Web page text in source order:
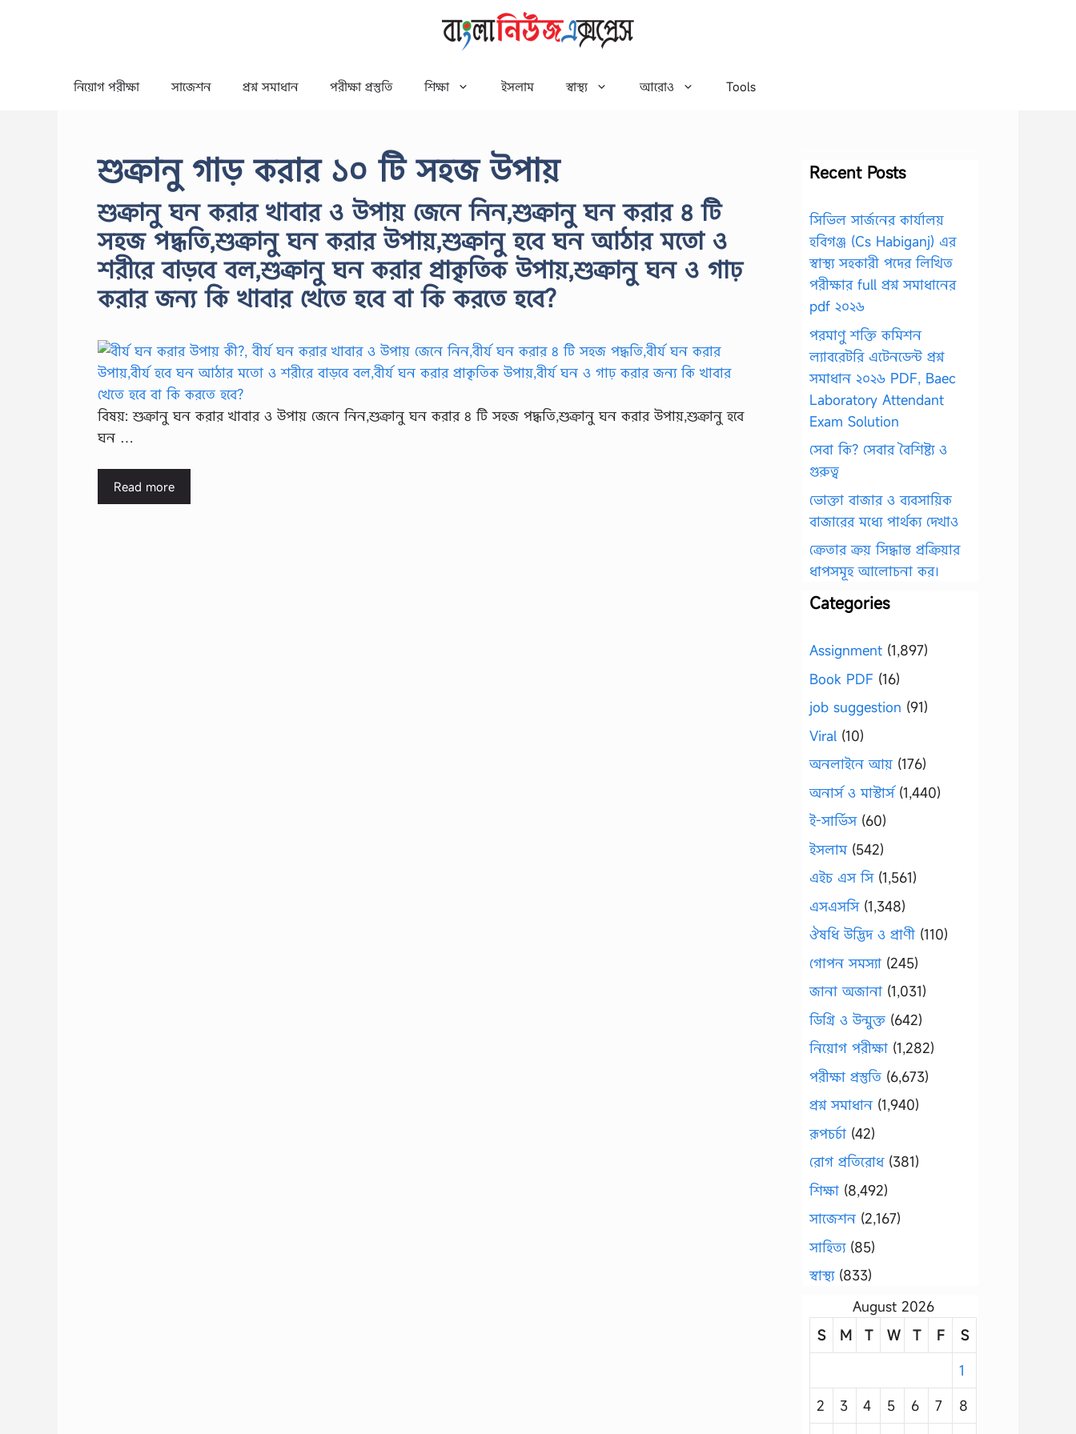
নিয়োগ পরীক্ষা সাজেশন প্রশ্ন সমাধান পরীক্ষা প্রস্তুতি শিক্ষা ইসলাম স্বাস্থ্য আরোও Tools
শুক্রানু গাড় করার ১০ টি সহজ উপায়
শুক্রানু ঘন করার খাবার ও উপায় জেনে নিন,শুক্রানু ঘন করার ৪ টি
সহজ পদ্ধতি,শুক্রানু ঘন করার উপায়,শুক্রানু হবে ঘন আঠার মতো ও
শরীরে বাড়বে বল,শুক্রানু ঘন করার প্রাকৃতিক উপায়,শুক্রানু ঘন ও গাঢ়
করার জন্য কি খাবার খেতে হবে বা কি করতে হবে?
বিষয়: শুক্রানু ঘন করার খাবার ও উপায় জেনে নিন,শুক্রানু ঘন করার ৪ টি সহজ পদ্ধতি,শুক্রানু ঘন করার উপায়,শুক্রানু হবে
ঘন …
Read more
Recent Posts
সিভিল সার্জনের কার্যালয়
হবিগঞ্জ (Cs Habiganj) এর
স্বাস্থ্য সহকারী পদের লিখিত
পরীক্ষার full প্রশ্ন সমাধানের
pdf ২০২৬
পরমাণু শক্তি কমিশন
ল্যাবরেটরি এটেনডেন্ট প্রশ্ন
সমাধান ২০২৬ PDF, Baec
Laboratory Attendant
Exam Solution
সেবা কি? সেবার বৈশিষ্ট্য ও
গুরুত্ব
ভোক্তা বাজার ও ব্যবসায়িক
বাজারের মধ্যে পার্থক্য দেখাও
ক্রেতার ক্রয় সিদ্ধান্ত প্রক্রিয়ার
ধাপসমূহ আলোচনা কর।
Categories
Assignment (1,897)
Book PDF (16)
job suggestion (91)
Viral (10)
অনলাইনে আয় (176)
অনার্স ও মাস্টার্স(1,440)
ই-সার্ভিস(60)
ইসলাম(542)
এইচ এস সি(1,561)
এসএসসি(1,348)
ঔষধি উদ্ভিদ ও প্রাণী (110)
গোপন সমস্যা (245)
জানা অজানা (1,031)
ডিগ্রি ও উন্মুক্ত (642)
নিয়োগ পরীক্ষা (1,282)
পরীক্ষা প্রস্তুতি (6,673)
প্রশ্ন সমাধান (1,940)
রূপচর্চা (42)
রোগ প্রতিরোধ(381)
শিক্ষা (8,492)
সাজেশন (2,167)
সাহিত্য(85)
স্বাস্থ্য(833)
August 2026
S
M T W T F
S
1
2
3 4 5 6 7
8